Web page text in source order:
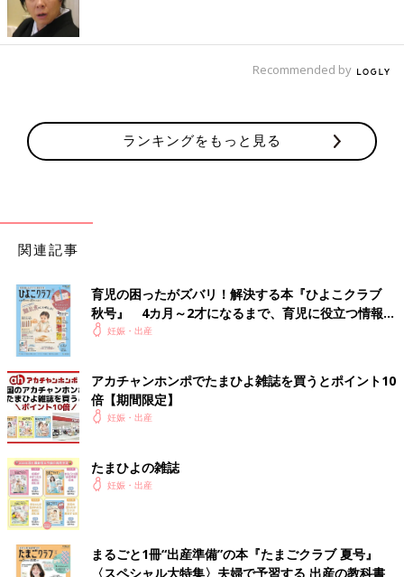
Recommended by
ランキングをもっと見る
関連記事
育児の困ったがズバリ！解決する本『ひよこクラブ
秋号』 4カ月～2才になるまで、育児に役立つ情報が
いっぱい！
妊娠・出産
アカチャンホンポでたまひよ雑誌を買うとポイント10
倍【期間限定】
妊娠・出産
たまひよの雑誌
妊娠・出産
まるごと1冊“出産準備”の本『たまごクラブ 夏号』
〈スペシャル大特集〉夫婦で予習する 出産の教科書